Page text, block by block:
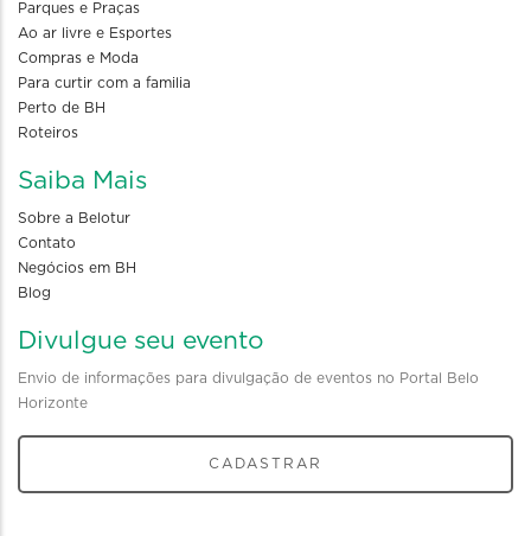
Parques e Praças
Ao ar livre e Esportes
Compras e Moda
Para curtir com a familia
Perto de BH
Roteiros
Saiba Mais
Sobre a Belotur
Contato
Negócios em BH
Blog
Divulgue seu evento
Envio de informações para divulgação de eventos no Portal Belo
Horizonte
CADASTRAR